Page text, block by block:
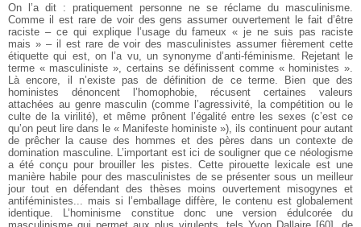
On l’a dit : pratiquement personne ne se réclame du masculinisme.
Comme il est rare de voir des gens assumer ouvertement le fait d’être
raciste – ce qui explique l’usage du fameux « je ne suis pas raciste
mais » – il est rare de voir des masculinistes assumer fièrement cette
étiquette qui est, on l’a vu, un synonyme d’anti-féminisme. Rejetant le
terme « masculiniste », certains se définissent comme « hoministes ».
Là encore, il n’existe pas de définition de ce terme. Bien que des
hoministes dénoncent l’homophobie, récusent certaines valeurs
attachées au genre masculin (comme l’agressivité, la compétition ou le
culte de la virilité), et même prônent l’égalité entre les sexes (c’est ce
qu’on peut lire dans le « Manifeste hoministe »), ils continuent pour autant
de prêcher la cause des hommes et des pères dans un contexte de
domination masculine. L’important est ici de souligner que ce néologisme
a été conçu pour brouiller les pistes. Cette pirouette lexicale est une
manière habile pour des masculinistes de se présenter sous un meilleur
jour tout en défendant des thèses moins ouvertement misogynes et
antiféministes... mais si l’emballage diffère, le contenu est globalement
identique. L’hominisme constitue donc une version édulcorée du